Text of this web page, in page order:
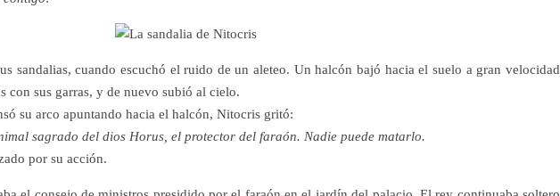
sandalias, cuando escuchó el ruido de un aleteo. Un halcón bajó hacia el suelo a gran velocidad
con sus garras, y de nuevo subió al cielo.
su arco apuntando hacia el halcón, Nitocris gritó:
sagrado del dios Horus, el protector del faraón. Nadie puede matarlo.
por su acción.